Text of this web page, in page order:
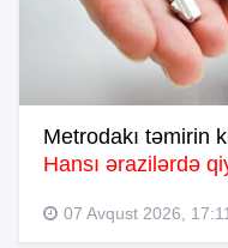
Metrodakı təmirin
Hansı ərazilərdə
07 Avqust 2026, 17:11